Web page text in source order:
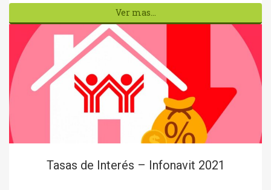
Ver mas...
Tasas de Interés – Infonavit 2021